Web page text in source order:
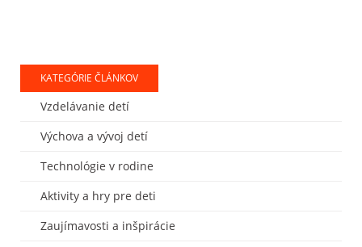
KATEGÓRIE ČLÁNKOV
Vzdelávanie detí
Výchova a vývoj detí
Technológie v rodine
Aktivity a hry pre deti
Zaujímavosti a inšpirácie